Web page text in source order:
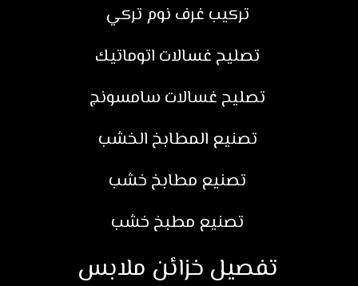
تركيب غرف نوم تركي
تصليح غسالات اتوماتيك
تصليح غسالات سامسونج
تصنيع المطابخ الخشب
تصنيع مطابخ خشب
تصنيع مطبخ خشب
تفصيل خزائن ملابس